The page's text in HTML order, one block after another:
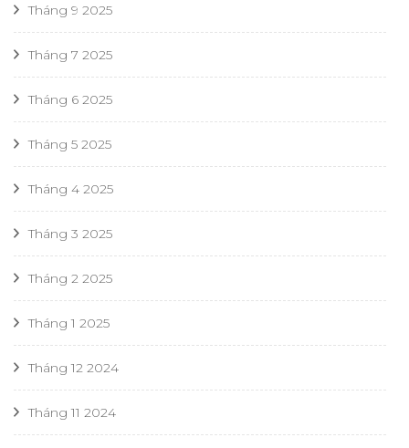
Tháng 9 2025
Tháng 7 2025
Tháng 6 2025
Tháng 5 2025
Tháng 4 2025
Tháng 3 2025
Tháng 2 2025
Tháng 1 2025
Tháng 12 2024
Tháng 11 2024